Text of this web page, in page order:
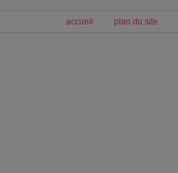
accueil plan du site